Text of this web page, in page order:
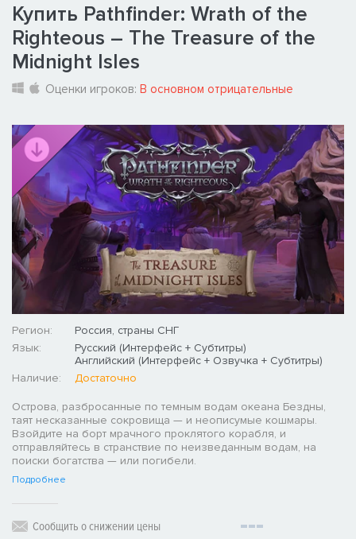
Купить Pathfinder: Wrath of the
Righteous – The Treasure of the
Midnight Isles
Оценки игроков: В основном отрицательные
Регион:
Россия, страны СНГ
Язык:
Русский (Интерфейс + Субтитры)
Английский (Интерфейс + Озвучка + Субтитры)
Наличие:
Достаточно
Острова, разбросанные по темным водам океана Бездны,
таят несказанные сокровища — и неописумые кошмары.
Взойдите на борт мрачного проклятого корабля, и
отправляйтесь в странствие по неизведанным водам, на
поиски богатства — или погибели.
Подробнее
Сообщить о снижении цены